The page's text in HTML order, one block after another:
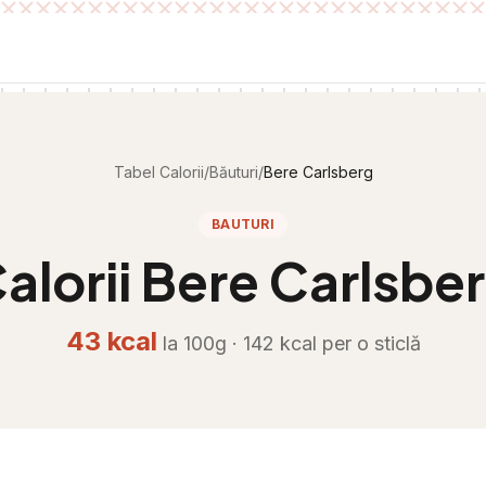
Tabel Calorii/Băuturi/Bere Carlsberg
BAUTURI
Bere
43 kcal la 100g · 142 kcal per o sticlă